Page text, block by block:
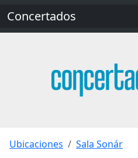
Concertados
Ubicaciones Sala Sonár